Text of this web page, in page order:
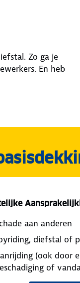
Zo ga je
En heb
aan anderen
diefstal of
(ook door
of